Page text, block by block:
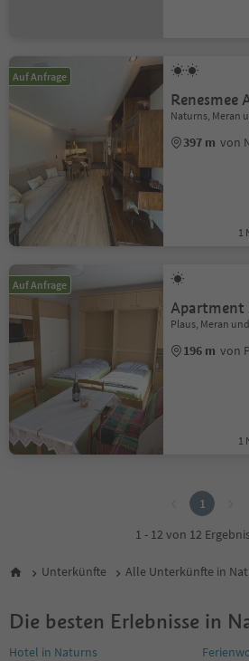
Auf Anfrage
Renesmee
Naturns, Meran
397 m von
1
Auf Anfrage
Apartment
Plaus, Meran
196 m von
1
1
1 - 12 von 12
Unterkünfte Alle Unterkünfte in
Die besten Erlebnisse in
Hotel in Naturns